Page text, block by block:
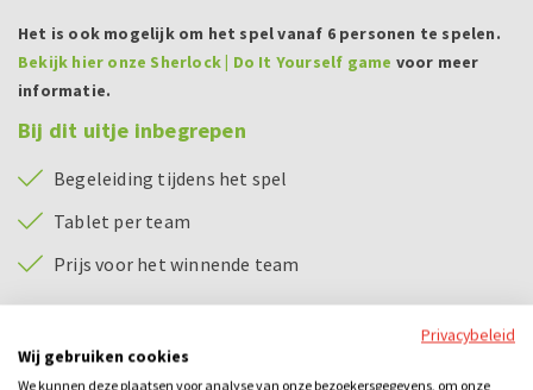
Het is ook mogelijk om het spel vanaf 6 personen te spelen.
Bekijk hier onze Sherlock | Do It Yourself game voor meer
informatie.
Bij dit uitje inbegrepen
Begeleiding tijdens het spel
Tablet per team
Prijs voor het winnende team
City games Losse activiteiten Bedrijfsuitje Familie-uitje
Privacybeleid
Wij gebruiken cookies
We kunnen deze plaatsen voor analyse van onze bezoekersgegevens, om onze